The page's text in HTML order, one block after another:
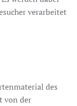
verarbeitet
des
von der